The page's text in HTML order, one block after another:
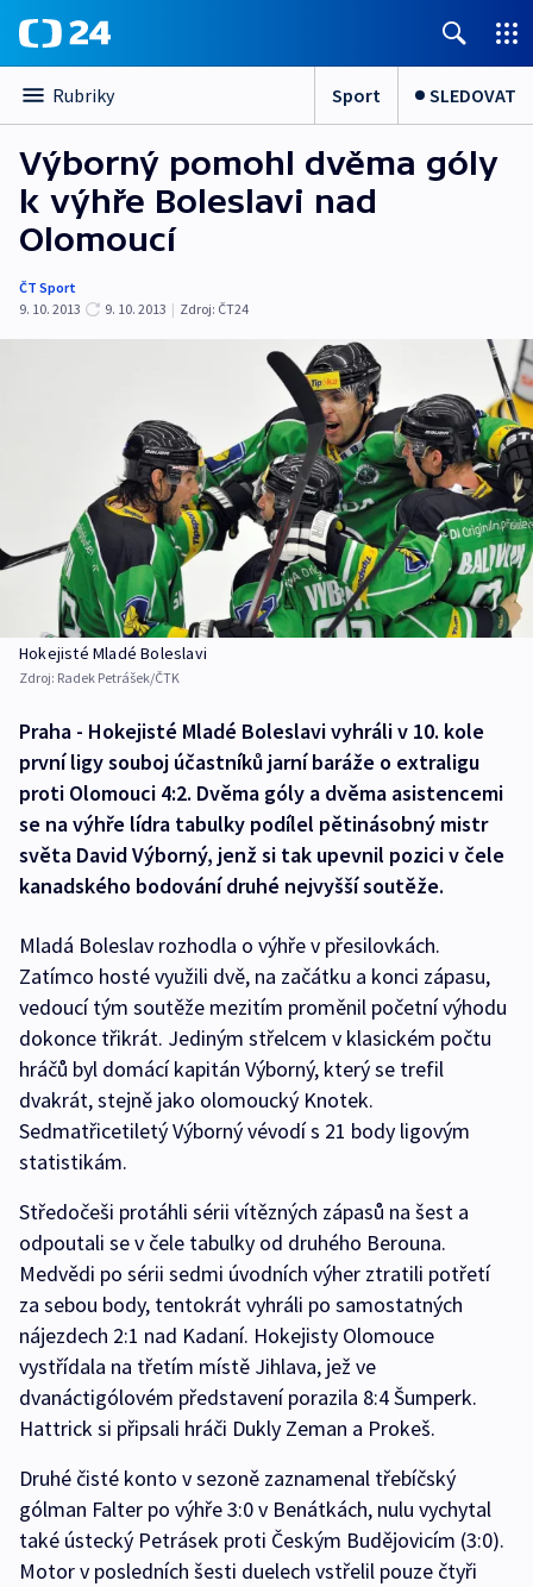
Rubriky Sport SLEDOVAT
Výborný pomohl dvěma góly
k výhře Boleslavi nad
Olomoucí
ČT Sport
9. 10. 2013
9. 10. 2013 | Zdroj: ČT24
Hokejisté Mladé Boleslavi
Zdroj: Radek Petrášek/ČTK
Praha - Hokejisté Mladé Boleslavi vyhráli v 10. kole
první ligy souboj účastníků jarní baráže o extraligu
proti Olomouci 4:2. Dvěma góly a dvěma asistencemi
se na výhře lídra tabulky podílel pětinásobný mistr
světa David Výborný, jenž si tak upevnil pozici v čele
kanadského bodování druhé nejvyšší soutěže.
Mladá Boleslav rozhodla o výhře v přesilovkách.
Zatímco hosté využili dvě, na začátku a konci zápasu,
vedoucí tým soutěže mezitím proměnil početní výhodu
dokonce třikrát. Jediným střelcem v klasickém počtu
hráčů byl domácí kapitán Výborný, který se trefil
dvakrát, stejně jako olomoucký Knotek.
Sedmatřicetiletý Výborný vévodí s 21 body ligovým
statistikám.
Středočeši protáhli sérii vítězných zápasů na šest a
odpoutali se v čele tabulky od druhého Berouna.
Medvědi po sérii sedmi úvodních výher ztratili potřetí
za sebou body, tentokrát vyhráli po samostatných
nájezdech 2:1 nad Kadaní. Hokejisty Olomouce
vystřídala na třetím místě Jihlava, jež ve
dvanáctigólovém představení porazila 8:4 Šumperk.
Hattrick si připsali hráči Dukly Zeman a Prokeš.
Druhé čisté konto v sezoně zaznamenal třebíčský
gólman Falter po výhře 3:0 v Benátkách, nulu vychytal
také ústecký Petrásek proti Českým Budějovicím (3:0).
Motor v posledních šesti duelech vstřelil pouze čtyři